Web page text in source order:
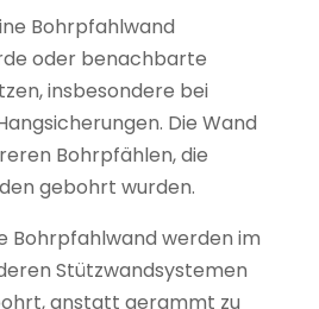
Bohrpfahlwand
oder benachbarte
insbesondere bei
Die Wand
Bohrpfählen, die
gebohrt wurden.
Bohrpfahlwand werden im
Stützwandsystemen
anstatt gerammt zu